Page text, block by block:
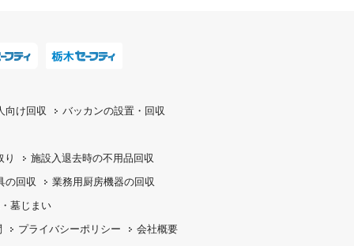
向け回収
バッカンの設置・回収
り 施設入退去時の不用品回収
の回収 業務用厨房機器の回収
墓じまい
プライバシーポリシー 会社概要